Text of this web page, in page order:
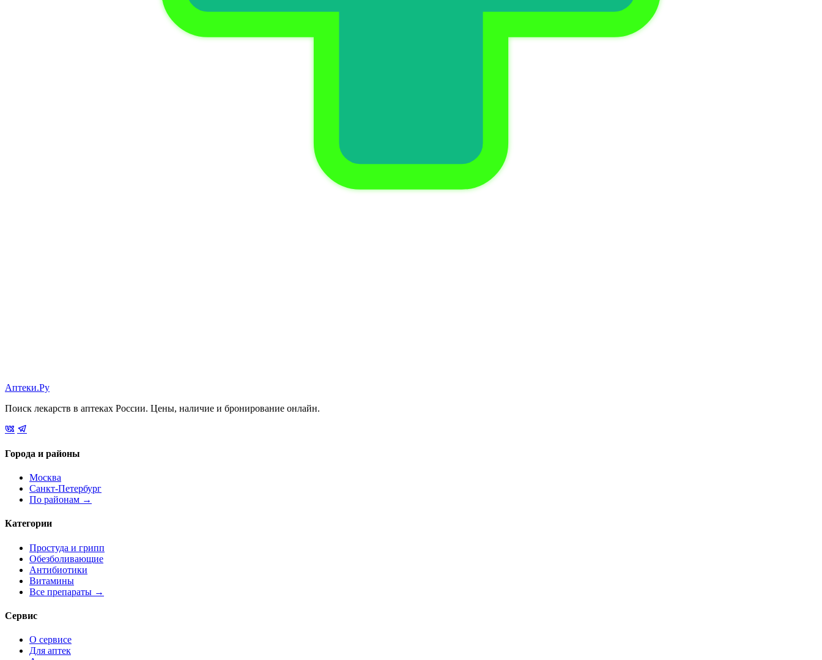
Аптеки.Ру
Поиск лекарств в аптеках России. Цены, наличие и бронирование онлайн.
Города и районы
Москва
Санкт-Петербург
По районам →
Категории
Простуда и грипп
Обезболивающие
Антибиотики
Витамины
Все препараты →
Сервис
О сервисе
Для аптек